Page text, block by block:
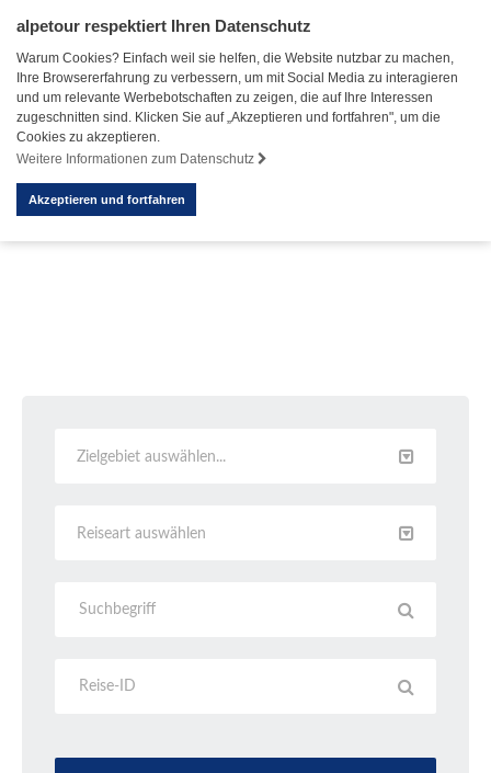
alpetour respektiert Ihren Datenschutz
Warum Cookies? Einfach weil sie helfen, die Website nutzbar zu machen,
Ihre Browsererfahrung zu verbessern, um mit Social Media zu interagieren
und um relevante Werbebotschaften zu zeigen, die auf Ihre Interessen
zugeschnitten sind. Klicken Sie auf „Akzeptieren und fortfahren", um die
Cookies zu akzeptieren.
Weitere Informationen zum Datenschutz
Akzeptieren und fortfahren
Zielgebiet auswählen...
Reiseart auswählen